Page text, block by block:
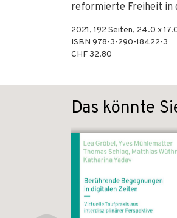
reformierte Freiheit in
2021, 192 Seiten, 24.0 x
ISBN 978-3-290-18422-3
CHF 32.80
Das könnte